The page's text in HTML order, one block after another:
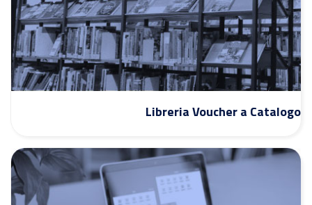
Libreria Voucher a Catalogo